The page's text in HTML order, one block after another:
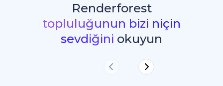
Renderforest
topluluğunun bizi niçin
sevdiğini okuyun